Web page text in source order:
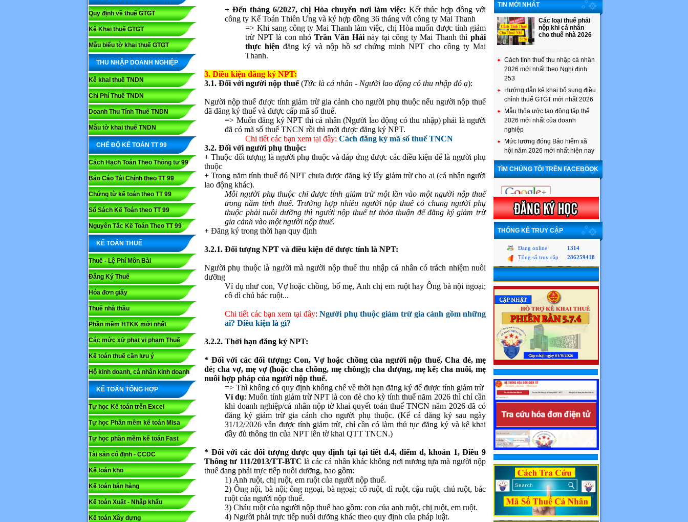
Quy định về thuế GTGT
Kê Khai thuế GTGT
Mẫu biểu tờ khai thuế GTGT
THU NHẬP DOANH NGHIỆP
Kê khai thuế TNDN
Chi Phí Thuế TNDN
Doanh Thu Tính Thuế TNDN
Mẫu tờ khai thuế TNDN
CHẾ ĐỘ KẾ TOÁN TT 99
Cách Hạch Toán Theo Thông tư 99
Báo Cáo Tài Chính theo TT 99
Chứng từ kế toán theo TT 99
Sổ Sách Kế Toán theo TT 99
Nguyên Tắc Kế Toán Theo TT 99
KẾ TOÁN THUẾ
Thuế - Lệ Phí Môn Bài
Đăng Ký Thuế
Hóa đơn giấy
Thuế nhà thầu
Phần mềm HTKK mới nhất
Các mức xử phạt vi phạm Thuế
Kế toán thuế cần lưu ý
Hộ kinh doanh, cá nhân kinh doanh
KẾ TOÁN TỔNG HỢP
Tự học Kế toán trên Excel
Tự học Phần mềm kế toán Misa
Tự học phần mềm kế toán Fast
Tài sản cố định - CCDC
Kế toán kho
Kế toán bán hàng
Kế toán Xuất - Nhập khẩu
Kế toán Xây dựng
+ Đến tháng 6/2027, chị Hòa chuyển nơi làm việc: Kết thúc hợp đồng với
công ty Kế Toán Thiên Ưng và ký hợp đồng 36 tháng với công ty Mai Thanh
=> Khi sang công ty Mai Thanh làm việc, chị Hòa muốn được tính giảm
trừ NPT là con nhỏ Trần Văn Hảinày tại công ty Mai Thanh thìphải
thực hiệnđăng ký và nộp hồ sơ chứng minh NPT cho công ty Mai
Thanh.
3. Điều kiện đăng ký NPT:
3.1. Đối với người nộp thuế(Tức là cá nhân - Người lao động có thu nhập đó ạ):
Người nộp thuế được tính giảm trừ gia cảnh cho người phụ thuộc nếu người nộp thuế
đã đăng ký thuế và được cấp mã số thuế.
=> Muốn đăng ký NPT thì cá nhân (Người lao động có thu nhập) phải là người
đã có mã số thuế TNCN rồi thì mới được đăng ký NPT.
Chi tiết các bạn xem tại đây: Cách đăng ký mã số thuế TNCN
3.2. Đối với người phụ thuộc:
+ Thuộc đối tượng là người phụ thuộc và đáp ứng được các điều kiện để là người phụ
thuộc
+ Trong năm tính thuế đó NPT chưa được đăng ký lấy giảm trừ cho ai (cá nhân người
lao động khác).
Mỗi người phụ thuộc chỉ được tính giảm trừ một lần vào một người nộp thuế
trong năm tính thuế. Trường hợp nhiều người nộp thuế có chung người phụ
thuộc phải nuôi dưỡng thì người nộp thuế tự thỏa thuận để đăng ký giảm trừ
gia cảnh vào một người nộp thuế.
+ Đăng ký trong thời hạn quy định
3.2.1. Đối tượng NPT và điều kiện để được tính là NPT:
Người phụ thuộc là người mà người nộp thuế thu nhập cá nhân có trách nhiệm nuôi
dưỡng
Ví dụ như con, Vợ hoặc chồng, bố mẹ, Anh chị em ruột hay Ông bà nội ngoại;
cô dì chú bác ruột...
Chi tiết các bạn xem tại đây:Người phụ thuộc giảm trừ gia cảnh gồm những
ai? Điều kiện là gì?
3.2.2. Thời hạn đăng ký NPT:
* Đối với các đối tượng: Con, Vợ hoặc chồng của người nộp thuế, Cha đẻ, mẹ
đẻ; cha vợ, mẹ vợ (hoặc cha chồng, mẹ chồng); cha dượng, mẹ kế; cha nuôi, mẹ
nuôi hợp pháp của người nộp thuế.
=> Thì không có quy định khống chế về thời hạn đăng ký để được tính giảm trừ
Ví dụ: Muốn tính giảm trừ NPT là con đẻ cho kỳ tính thuế năm 2026 thì chỉ cần
khi doanh nghiệp/cá nhân nộp tờ khai quyết toán thuế TNCN năm 2026 đã có
đăng ký giảm trừ gia cảnh cho người phụ thuộc. (Kể cả đăng ký sau ngày
31/12/2026 vẫn được tính giảm trừ, chỉ cần có làm thủ tục đăng ký và kê khai
đầy đủ thông tin của NPT lên tờ khai QTT TNCN.)
* Đối với các đối tượng được quy định tại tại tiết d.4, điểm d, khoản 1, Điều 9
Thông tư 111/2013/TT-BTC là các cá nhân khác không nơi nương tựa mà người nộp
thuế đang phải trực tiếp nuôi dưỡng, bao gồm:
1) Anh ruột, chị ruột, em ruột của người nộp thuế.
2) Ông nội, bà nội; ông ngoại, bà ngoại; cô ruột, dì ruột, cậu ruột, chú ruột, bác
ruột của người nộp thuế.
3) Cháu ruột của người nộp thuế bao gồm: con của anh ruột, chị ruột, em ruột.
4) Người phải trực tiếp nuôi dưỡng khác theo quy định của pháp luật.
Họ và tên*
Nội dung bình luận*
Mã capcha*
Lưu ý: Những ô dấu(*) là bắt buộc !
TIN MỚI NHẤT
Các loại thuế phải
nộp khi cá nhân
cho thuê nhà 2026
Cách tính thuế thu nhập cá nhân
2026 mới nhất theo Nghị định
253
Hướng dẫn kê khai bổ sung điều
chỉnh thuế GTGT mới nhất 2026
Mẫu thỏa ước lao động tập thể
2026 mới nhất của doanh
nghiệp
Mức lương đóng Bảo hiểm xã
hội năm 2026 mới nhất hiện nay
TÌM CHÚNG TÔI TRÊN FACEBOOK
THỐNG KÊ TRUY CẬP
Đang online
1314
Tổng số truy cập
286259418